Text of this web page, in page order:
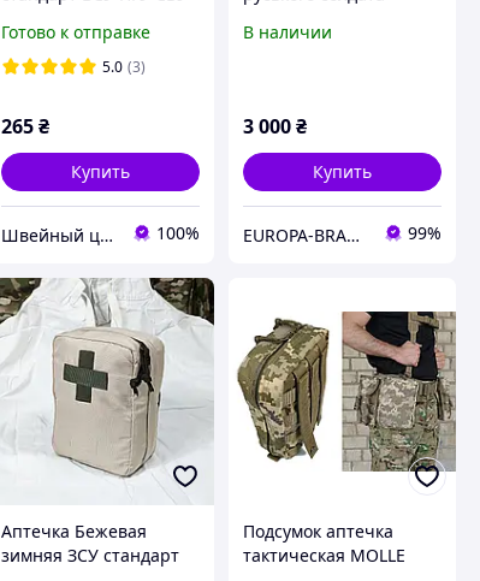
Хаки Зеленый чехол
тактическая армейская
Готово к отправке
5.0 (3)
265 ₴
Купить
Швейный цех "Мультикам Юа" 100%
трофей від ЗСУ!
В наличии
3 000₴
Купить
EUROPA-BRAND 99%
Аптечка Бежевая
зимняя ЗСУ стандарт
Подсумок аптечка
тактическая MOLLE